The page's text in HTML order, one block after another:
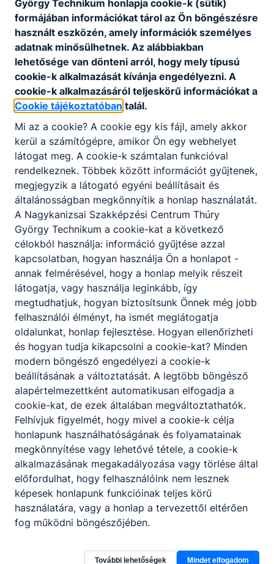
deakne.szilvia@kerika
nizsa.hu
Iskolai védőnő
Kardos Beáta
Iskolai védőnő
Iskolai védőnő
kardos.beata@kerikan
izsa.hu
Technikai dolgozók
Győrfy Béla
portás
Technikai dolgozók
Korcz János
portás
Technikai dolgozók
Rábavölgyi Tamás
rendszergazda
Informatika
kanizsa.hu
György Technikum honlapja cookie-k (sütik)
formájában információkat tárol az Ön böngészésre
használt eszközén, amely információk személyes
adatnak minősülhetnek. Az alábbiakban
lehetősége van dönteni arról, hogy mely típusú
cookie-k alkalmazását kívánja engedélyezni. A
cookie-k alkalmazásáról teljeskörű információkat a
Cookie tájékoztatóban talál.
Mi az a cookie? A cookie egy kis fájl, amely akkor
kerül a számítógépre, amikor Ön egy webhelyet
látogat meg. A cookie-k számtalan funkcióval
rendelkeznek. Többek között információt gyűjtenek,
megjegyzik a látogató egyéni beállításait és
általánosságban megkönnyítik a honlap használatát.
A Nagykanizsai Szakképzési Centrum Thúry
György Technikum a cookie-kat a következő
célokból használja: információ gyűjtése azzal
kapcsolatban, hogyan használja Ön a honlapot -
annak felmérésével, hogy a honlap melyik részeit
látogatja, vagy használja leginkább, így
megtudhatjuk, hogyan biztosítsunk Önnek még jobb
felhasználói élményt, ha ismét meglátogatja
oldalunkat, honlap fejlesztése. Hogyan ellenőrizheti
és hogyan tudja kikapcsolni a cookie-kat? Minden
modern böngésző engedélyezi a cookie-k
beállításának a változtatását. A legtöbb böngésző
alapértelmezettként automatikusan elfogadja a
cookie-kat, de ezek általában megváltoztathatók.
Felhívjuk figyelmét, hogy mivel a cookie-k célja
honlapunk használhatóságának és folyamatainak
megkönnyítése vagy lehetővé tétele, a cookie-k
alkalmazásának megakadályozása vagy törlése által
előfordulhat, hogy felhasználóink nem lesznek
képesek honlapunk funkcióinak teljes körű
használatára, vagy a honlap a tervezettől eltérően
fog működni böngészőjében.
További lehetőségek Mindet elfogadom